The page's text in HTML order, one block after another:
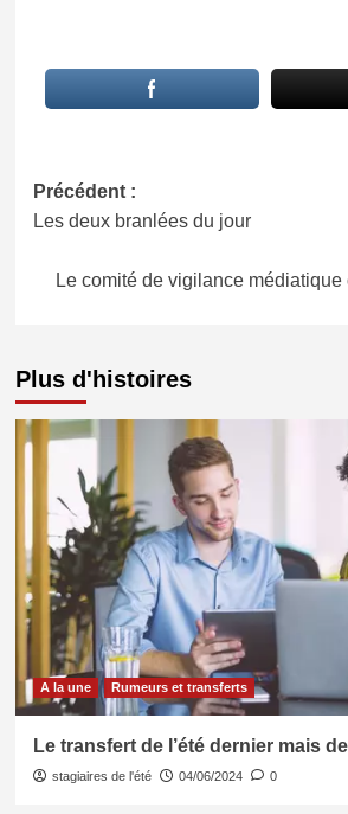
Navigation
d’article
Précédent :
Les deux branlées du jour
Le comité de vigilance médiatique
Plus d'histoires
A la une Rumeurs et transferts
Le transfert de l’été dernier mais
stagiaires de l'été 04/06/2024 0